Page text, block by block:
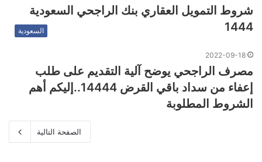
شروط التمويل العقاري بنك الراجحي السعودية
1444
السعودية
2022-09-18
مصرف الراجحي يوضح آلية التقديم على طلب
إعفاء من سداد باقي القرض 14444..إليكم أهم
الشروط المطلوبة
الصفحة التالية